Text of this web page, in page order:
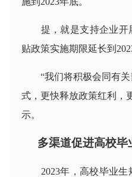
提，就是支持企业开
贴政策实施期限延长到
“我们将积极会同有关
式，更快释放政策红利，
示。
多渠道促进高校
2023年，高校毕业生